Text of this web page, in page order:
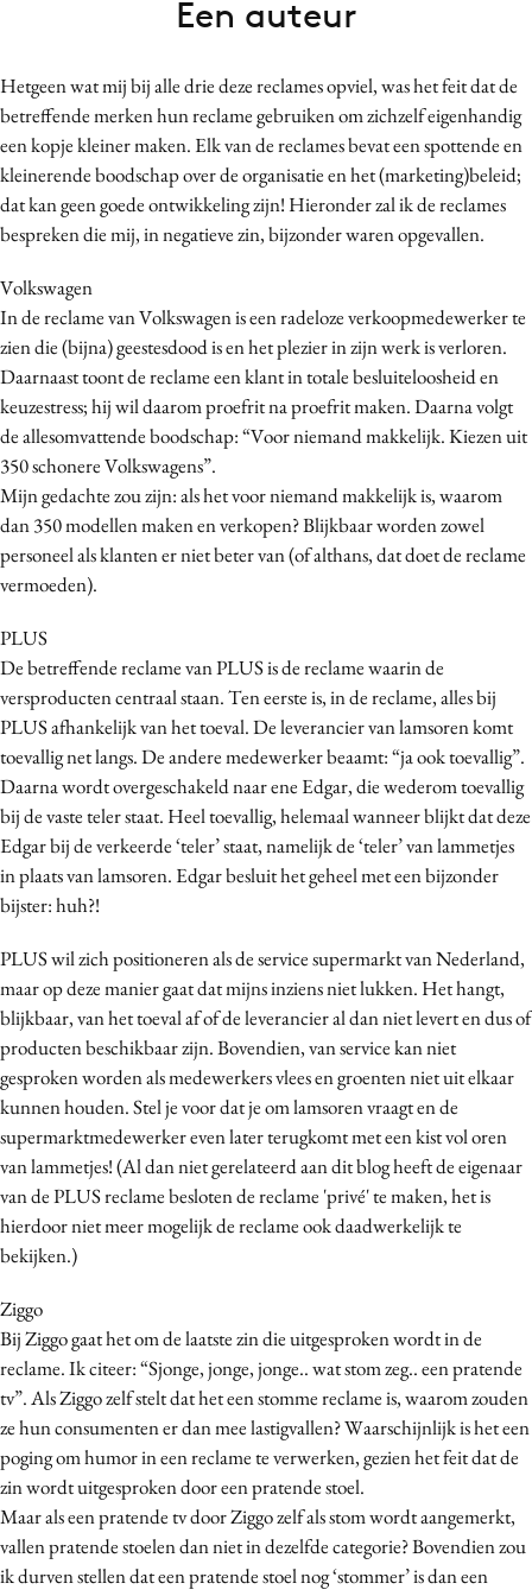
Carriere
Contentmarketing
Craft
Customer Experience
Data & Insights
Digital transformation
Diversiteit
Effectiviteit
Gedragsverandering
Influencer marketing
Interne communicatie
Martech
Media
Merkstrategie
PR
Programmatic
Purpose Marketing
Reputatie & crisis
Hetgeen wat mij bij alle drie deze reclames opviel, was het feit dat de
betreffende merken hun reclame gebruiken om zichzelf eigenhandig
een kopje kleiner maken. Elk van de reclames bevat een spottende en
kleinerende boodschap over de organisatie en het (marketing)beleid;
dat kan geen goede ontwikkeling zijn! Hieronder zal ik de reclames
bespreken die mij, in negatieve zin, bijzonder waren opgevallen.
Volkswagen
In de reclame van Volkswagen is een radeloze verkoopmedewerker te
zien die (bijna) geestesdood is en het plezier in zijn werk is verloren.
Daarnaast toont de reclame een klant in totale besluiteloosheid en
keuzestress; hij wil daarom proefrit na proefrit maken. Daarna volgt
de allesomvattende boodschap: “Voor niemand makkelijk. Kiezen uit
350 schonere Volkswagens”.
Mijn gedachte zou zijn: als het voor niemand makkelijk is, waarom
dan 350 modellen maken en verkopen? Blijkbaar worden zowel
personeel als klanten er niet beter van (of althans, dat doet de reclame
vermoeden).
PLUS
De betreffende reclame van PLUS is de reclame waarin de
versproducten centraal staan. Ten eerste is, in de reclame, alles bij
PLUS afhankelijk van het toeval. De leverancier van lamsoren komt
toevallig net langs. De andere medewerker beaamt: “ja ook toevallig”.
Daarna wordt overgeschakeld naar ene Edgar, die wederom toevallig
bij de vaste teler staat. Heel toevallig, helemaal wanneer blijkt dat deze
Edgar bij de verkeerde ‘teler’ staat, namelijk de ‘teler’ van lammetjes
in plaats van lamsoren. Edgar besluit het geheel met een bijzonder
bijster: huh?!
PLUS wil zich positioneren als de service supermarkt van Nederland,
maar op deze manier gaat dat mijns inziens niet lukken. Het hangt,
blijkbaar, van het toeval af of de leverancier al dan niet levert en dus of
producten beschikbaar zijn. Bovendien, van service kan niet
gesproken worden als medewerkers vlees en groenten niet uit elkaar
kunnen houden. Stel je voor dat je om lamsoren vraagt en de
supermarktmedewerker even later terugkomt met een kist vol oren
van lammetjes! (Al dan niet gerelateerd aan dit blog heeft de eigenaar
van de PLUS reclame besloten de reclame 'privé' te maken, het is
hierdoor niet meer mogelijk de reclame ook daadwerkelijk te
bekijken.)
Ziggo
Bij Ziggo gaat het om de laatste zin die uitgesproken wordt in de
reclame. Ik citeer: “Sjonge, jonge, jonge.. wat stom zeg.. een pratende
tv”. Als Ziggo zelf stelt dat het een stomme reclame is, waarom zouden
ze hun consumenten er dan mee lastigvallen? Waarschijnlijk is het een
poging om humor in een reclame te verwerken, gezien het feit dat de
zin wordt uitgesproken door een pratende stoel.
Maar als een pratende tv door Ziggo zelf als stom wordt aangemerkt,
vallen pratende stoelen dan niet in dezelfde categorie? Bovendien zou
ik durven stellen dat een pratende stoel nog ‘stommer’ is dan een
Een auteur